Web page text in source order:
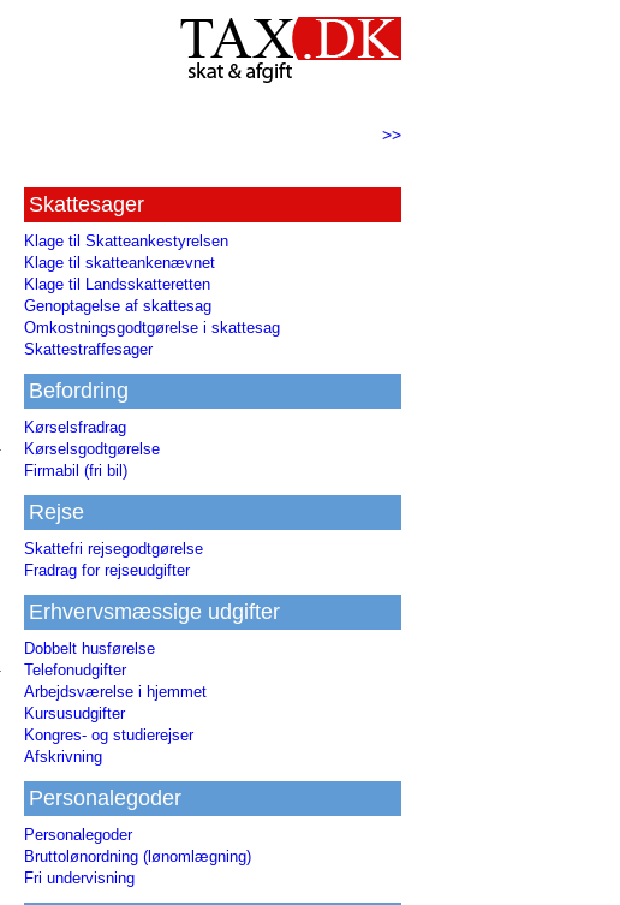
>>
Skattesager
Klage til Skatteankestyrelsen
Klage til skatteankenævnet
Klage til Landsskatteretten
Genoptagelse af skattesag
Omkostningsgodtgørelse i skattesag
Skattestraffesager
Befordring
Kørselsfradrag
Kørselsgodtgørelse
Firmabil (fri bil)
Rejse
Skattefri rejsegodtgørelse
Fradrag for rejseudgifter
Erhvervsmæssige udgifter
Dobbelt husførelse
Telefonudgifter
Arbejdsværelse i hjemmet
Kursusudgifter
Kongres- og studierejser
Afskrivning
Personalegoder
Personalegoder
Bruttolønordning (lønomlægning)
Fri undervisning